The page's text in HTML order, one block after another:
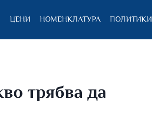
ЦЕНИ НОМЕНКЛАТУРА ПОЛИТИКИ
трябва да